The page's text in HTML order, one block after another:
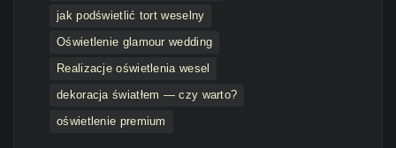
jak podświetlić tort weselny
Oświetlenie glamour wedding
Realizacje oświetlenia wesel
dekoracja światłem — czy warto?
oświetlenie premium